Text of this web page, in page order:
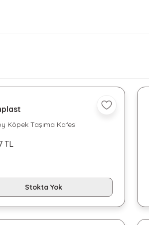
Köpek Taşıma Kafesi
TL
Stokta Yok